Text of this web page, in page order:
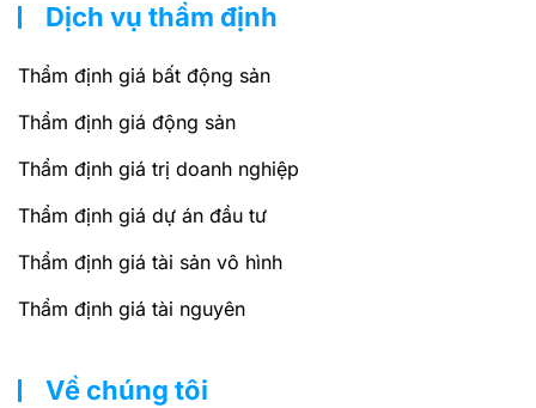
Dịch vụ thẩm định
Thẩm định giá bất động sản
Thẩm định giá động sản
Thẩm định giá trị doanh nghiệp
Thẩm định giá dự án đầu tư
Thẩm định giá tài sản vô hình
Thẩm định giá tài nguyên
Về chúng tôi